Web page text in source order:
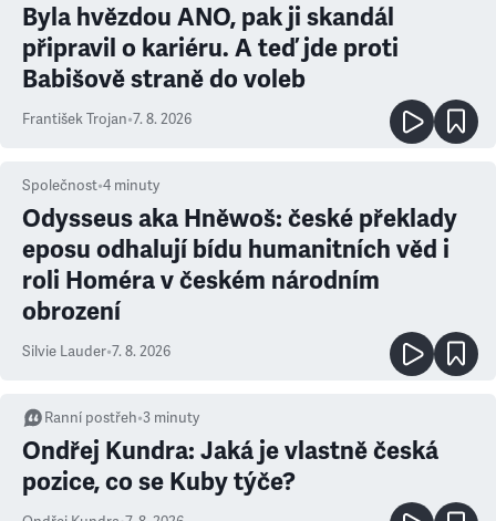
Byla hvězdou ANO, pak ji skandál
připravil o kariéru. A teď jde proti
Babišově straně do voleb
František Trojan•7. 8. 2026
Společnost•4 minuty
Odysseus aka Hněwoš: české překlady
eposu odhalují bídu humanitních věd i
roli Homéra v českém národním
obrození
Silvie Lauder•7. 8. 2026
Ranní postřeh•3 minuty
Ondřej Kundra: Jaká je vlastně česká
pozice, co se Kuby týče?